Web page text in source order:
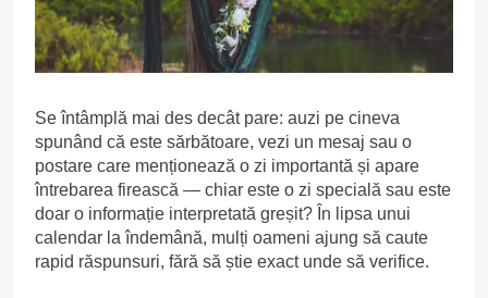
Se întâmplă mai des decât pare: auzi pe cineva
spunând că este sărbătoare, vezi un mesaj sau o
postare care menționează o zi importantă și apare
întrebarea firească — chiar este o zi specială sau este
doar o informație interpretată greșit? În lipsa unui
calendar la îndemână, mulți oameni ajung să caute
rapid răspunsuri, fără să știe exact unde să verifice.